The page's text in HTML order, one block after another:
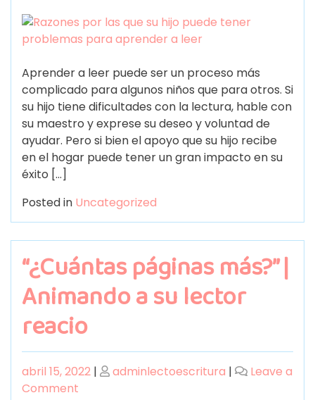
Aprender a leer puede ser un proceso más
complicado para algunos niños que para otros. Si
su hijo tiene dificultades con la lectura, hable con
su maestro y exprese su deseo y voluntad de
ayudar. Pero si bien el apoyo que su hijo recibe
en el hogar puede tener un gran impacto en su
éxito […]
Posted in Uncategorized
“¿Cuántas páginas más?” |
Animando a su lector
reacio
abril 15, 2022 | adminlectoescritura |
Leave a
Comment